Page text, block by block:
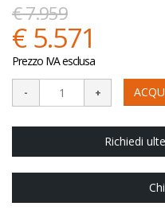
€ 7.959
€ 5.571
Prezzo IVA esclusa
Richiedi